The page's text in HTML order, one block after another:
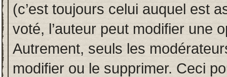
(c’est toujours celui auquel est
voté, l’auteur peut modifier une
Autrement, seuls les
modifier ou le supprimer. Ceci